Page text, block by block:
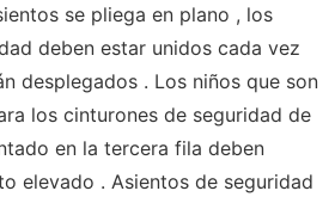
se pliega en plano , los
deben estar unidos cada vez
desplegados . Los niños que son
los cinturones de seguridad de
en la tercera fila deben
elevado . Asientos de seguridad